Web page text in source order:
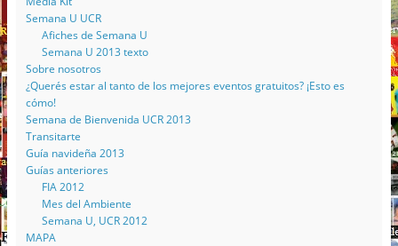
Semana U UCR
Afiches de Semana U
Semana U 2013 texto
Sobre nosotros
¿Querés estar al tanto de los mejores eventos gratuitos? ¡Esto es
cómo!
Semana de Bienvenida UCR 2013
Transitarte
Guía navideña 2013
Guías anteriores
FIA 2012
Mes del Ambiente
Semana U, UCR 2012
MAPA